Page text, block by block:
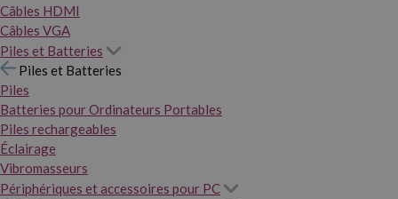
Câbles HDMI
Câbles VGA
Piles et Batteries
Piles et Batteries
Piles
Batteries pour Ordinateurs Portables
Piles rechargeables
Éclairage
Vibromasseurs
Périphériques et accessoires pour PC